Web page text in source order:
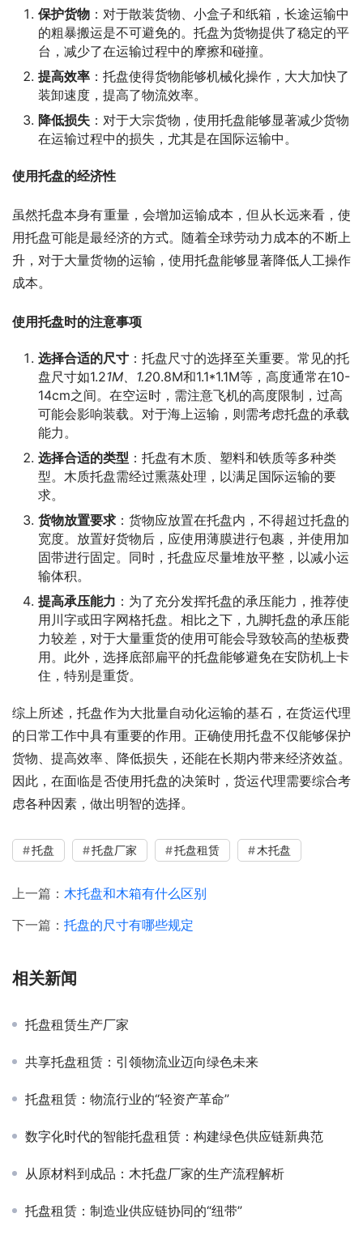
保护货物 ：对于散装货物、小盒子和纸箱，长途运输中
的粗暴搬运是不可避免的。托盘为货物提供了稳定的平
台，减少了在运输过程中的摩擦和碰撞。
提高效率 ：托盘使得货物能够机械化操作，大大加快了
装卸速度，提高了物流效率。
降低损失 ：对于大宗货物，使用托盘能够显著减少货物
在运输过程中的损失，尤其是在国际运输中。
使用托盘的经济性
虽然托盘本身有重量，会增加运输成本，但从长远来看，使
用托盘可能是最经济的方式。随着全球劳动力成本的不断上
升，对于大量货物的运输，使用托盘能够显著降低人工操作
成本。
使用托盘时的注意事项
选择合适的尺寸 ：托盘尺寸的选择至关重要。常见的托
盘尺寸如1.21M、1.20.8M和1.1*1.1M等，高度通常在10-
14cm之间。在空运时，需注意飞机的高度限制，过高
可能会影响装载。对于海上运输，则需考虑托盘的承载
能力。
选择合适的类型 ：托盘有木质、塑料和铁质等多种类
型。木质托盘需经过熏蒸处理，以满足国际运输的要
求。
货物放置要求 ：货物应放置在托盘内，不得超过托盘的
宽度。放置好货物后，应使用薄膜进行包裹，并使用加
固带进行固定。同时，托盘应尽量堆放平整，以减小运
输体积。
提高承压能力 ：为了充分发挥托盘的承压能力，推荐使
用川字或田字网格托盘。相比之下，九脚托盘的承压能
力较差，对于大量重货的使用可能会导致较高的垫板费
用。此外，选择底部扁平的托盘能够避免在安防机上卡
住，特别是重货。
综上所述，托盘作为大批量自动化运输的基石，在货运代理
的日常工作中具有重要的作用。正确使用托盘不仅能够保护
货物、提高效率、降低损失，还能在长期内带来经济效益。
因此，在面临是否使用托盘的决策时，货运代理需要综合考
虑各种因素，做出明智的选择。
托盘 托盘厂家 托盘租赁 木托盘
上一篇： 木托盘和木箱有什么区别
下一篇： 托盘的尺寸有哪些规定
相关新闻
托盘租赁生产厂家
共享托盘租赁：引领物流业迈向绿色未来
托盘租赁：物流行业的“轻资产革命”
数字化时代的智能托盘租赁：构建绿色供应链新典范
从原材料到成品：木托盘厂家的生产流程解析
托盘租赁：制造业供应链协同的“纽带”